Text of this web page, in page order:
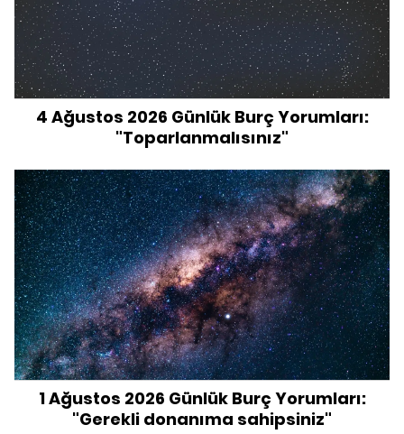
4 Ağustos 2026 Günlük Burç Yorumları:
"Toparlanmalısınız"
1 Ağustos 2026 Günlük Burç Yorumları:
"Gerekli donanıma sahipsiniz"